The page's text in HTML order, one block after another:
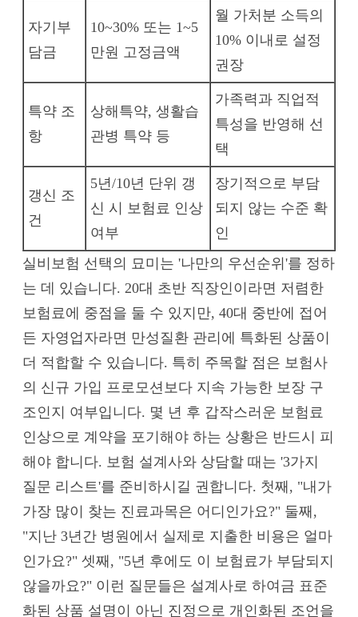
자기부
담금
10~30% 또는 1~5
만원 고정금액
월 가처분 소득의
10% 이내로 설정
권장
특약 조
항
상해특약, 생활습
관병 특약 등
가족력과 직업적
특성을 반영해 선
택
갱신 조
건
5년/10년 단위 갱
신 시 보험료 인상
여부
장기적으로 부담
되지 않는 수준 확
인
실비보험 선택의 묘미는 '나만의 우선순위'를 정하
는 데 있습니다. 20대 초반 직장인이라면 저렴한
보험료에 중점을 둘 수 있지만, 40대 중반에 접어
든 자영업자라면 만성질환 관리에 특화된 상품이
더 적합할 수 있습니다. 특히 주목할 점은 보험사
의 신규 가입 프로모션보다 지속 가능한 보장 구
조인지 여부입니다. 몇 년 후 갑작스러운 보험료
인상으로 계약을 포기해야 하는 상황은 반드시 피
해야 합니다. 보험 설계사와 상담할 때는 '3가지
질문 리스트'를 준비하시길 권합니다. 첫째, "내가
가장 많이 찾는 진료과목은 어디인가요?" 둘째,
"지난 3년간 병원에서 실제로 지출한 비용은 얼마
인가요?" 셋째, "5년 후에도 이 보험료가 부담되지
않을까요?" 이런 질문들은 설계사로 하여금 표준
화된 상품 설명이 아닌 진정으로 개인화된 조언을